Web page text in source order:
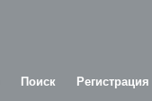
Поиск Регистрация